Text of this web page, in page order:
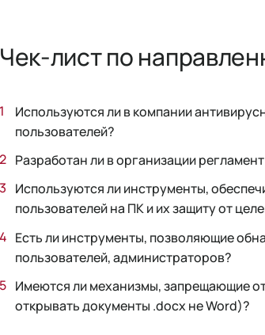
Чек-лист по
Используются ли в компании
пользователей?
Разработан ли в организации
Используются ли инструменты,
пользователей на ПК и их защиту от
Есть ли инструменты, позволяющие
пользователей, администраторов?
Имеются ли механизмы, запрещающие
открывать документы .docx не Word)?